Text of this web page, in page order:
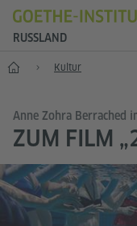
RUSSLAND
Start Kultur
Anne Zohra Berrached
ZUM FILM